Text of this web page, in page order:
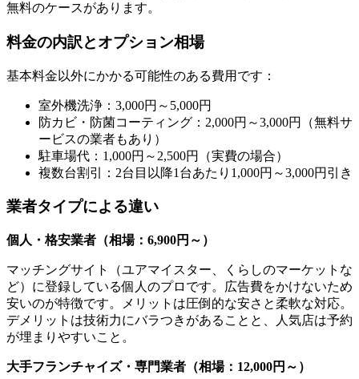
無料のケースがあります。
料金の内訳とオプション相場
基本料金以外にかかる可能性のある費用です：
室外機洗浄：3,000円～5,000円
防カビ・防菌コーティング：2,000円～3,000円（無料サ
ービスの業者もあり）
駐車場代：1,000円～2,500円（実費の場合）
複数台割引：2台目以降1台あたり1,000円～3,000円引き
業者タイプによる違い
個人・格安業者（相場：6,900円～）
マッチングサイト（ユアマイスター、くらしのマーケットな
ど）に登録している個人のプロです。広告費をかけないため
安いのが特徴です。メリットは圧倒的な安さと柔軟な対応。
デメリットは技術力にバラつきがあることと、人気店は予約
が埋まりやすいこと。
大手フランチャイズ・専門業者（相場：12,000円～）